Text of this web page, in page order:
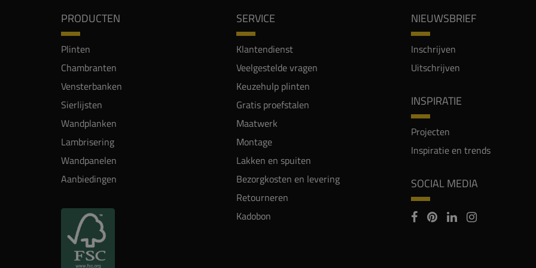
PRODUCTEN
Plinten
Chambranten
Vensterbanken
Sierlijsten
Wandplanken
Lambrisering
Wandpanelen
Aanbiedingen
SERVICE
Klantendienst
Veelgestelde vragen
Keuzehulp plinten
Gratis proefstalen
Maatwerk
Montage
Lakken en spuiten
Bezorgkosten en levering
Retourneren
Kadobon
NIEUWSBRIEF
Inschrijven
Uitschrijven
INSPIRATIE
Projecten
Inspiratie en trends
SOCIAL MEDIA